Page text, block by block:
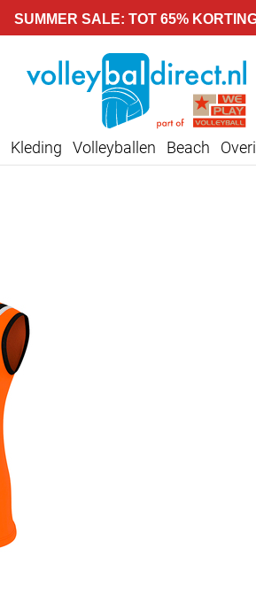
SUMMER SALE: TOT 65%
Kleding Volleyballen Beach